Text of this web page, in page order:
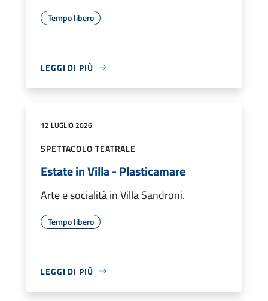
Tempo libero
LEGGI DI PIÙ
12 LUGLIO 2026
SPETTACOLO TEATRALE
Estate in Villa - Plasticamare
Arte e socialità in Villa Sandroni.
Tempo libero
LEGGI DI PIÙ